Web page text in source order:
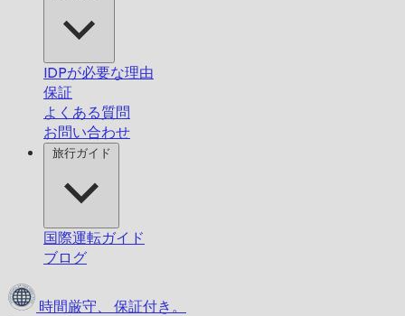
IDPが必要な理由
保証
よくある質問
お問い合わせ
旅行ガイド
国際運転ガイド
ブログ
時間厳守、 保証付き。